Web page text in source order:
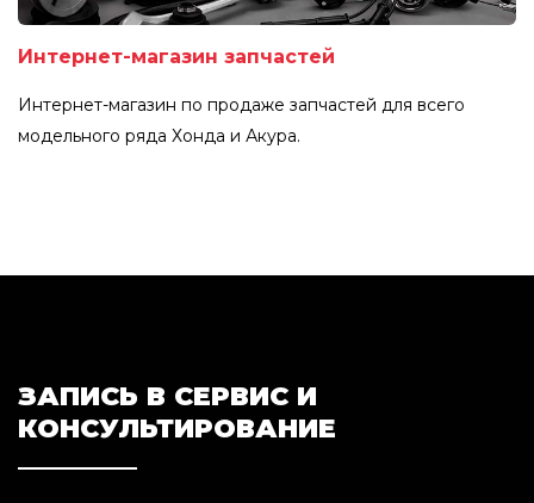
Интернет-магазин запчастей
Интернет-магазин по продаже запчастей для всего
модельного ряда Хонда и Акура.
ЗАПИСЬ В СЕРВИС И
КОНСУЛЬТИРОВАНИЕ